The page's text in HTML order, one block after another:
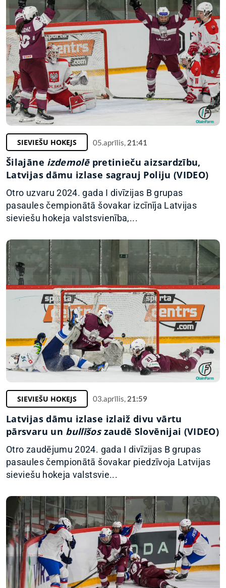
SIEVIEŠU HOKEJS 05.aprīlis, 21:41
Šilajāne izdemolēpretinieču aizsardzību,
Latvijas dāmu izlase sagrauj Poliju (VIDEO)
Otro uzvaru 2024. gada I divīzijas B grupas
pasaules čempionātā šovakar izcīnīja Latvijas
sieviešu hokeja valstsvienība,...
SIEVIEŠU HOKEJS 03.aprīlis, 21:59
Latvijas dāmu izlase izlaiž divu vārtu
pārsvaru un bullīšoszaudē Slovēnijai (VIDEO)
Otro zaudējumu 2024. gada I divīzijas B grupas
pasaules čempionātā šovakar piedzīvoja Latvijas
sieviešu hokeja valstsvie...